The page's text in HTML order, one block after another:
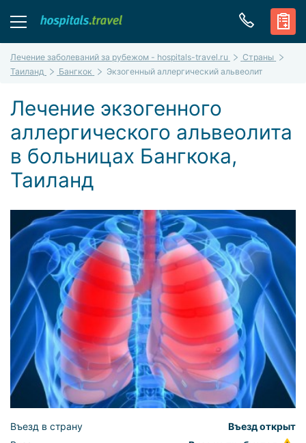
Лечение заболеваний за рубежом - hospitals-travel.ru
Страны
Таиланд
Бангкок Экзогенный аллергический альвеолит
Лечение экзогенного
аллергического альвеолита
в больницах Бангкока,
Таиланд
Въезд в страну
Въезд открыт